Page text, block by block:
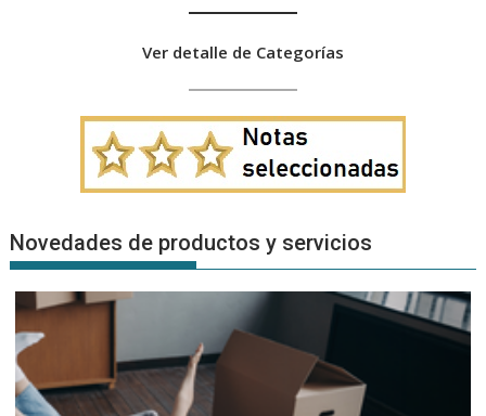
Ver detalle de Categorías
Novedades de productos y servicios